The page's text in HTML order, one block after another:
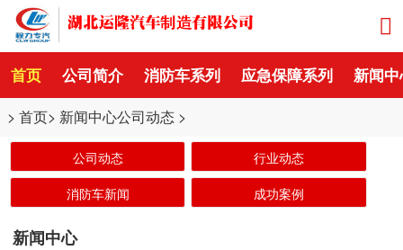
首页 公司简介 消防车系列 应急保障系列 新闻
>首页> 新闻中心公司动态 >
公司动态
行业动态
消防车新闻
成功案例
新闻中心